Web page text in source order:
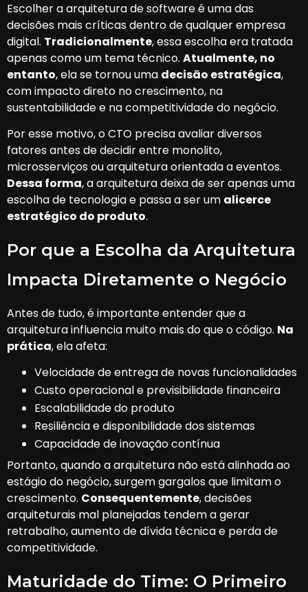
Escolher a arquitetura de software é uma das
decisões mais críticas dentro de qualquer empresa
digital. Tradicionalmente, essa escolha era tratada
apenas como um tema técnico. Atualmente, no
entanto, ela se tornou uma decisão estratégica,
com impacto direto no crescimento, na
sustentabilidade e na competitividade do negócio.
Por esse motivo, o CTO precisa avaliar diversos
fatores antes de decidir entre monolito,
microsserviços ou arquitetura orientada a eventos.
Dessa forma, a arquitetura deixa de ser apenas uma
escolha de tecnologia e passa a ser um alicerce
estratégico do produto.
Por que a Escolha da Arquitetura
Impacta Diretamente o Negócio
Antes de tudo, é importante entender que a
arquitetura influencia muito mais do que o código. Na
prática, ela afeta:
Velocidade de entrega de novas funcionalidades
Custo operacional e previsibilidade financeira
Escalabilidade do produto
Resiliência e disponibilidade dos sistemas
Capacidade de inovação contínua
Portanto, quando a arquitetura não está alinhada ao
estágio do negócio, surgem gargalos que limitam o
crescimento. Consequentemente, decisões
arquiteturais mal planejadas tendem a gerar
retrabalho, aumento de dívida técnica e perda de
competitividade.
Maturidade do Time: O Primeiro